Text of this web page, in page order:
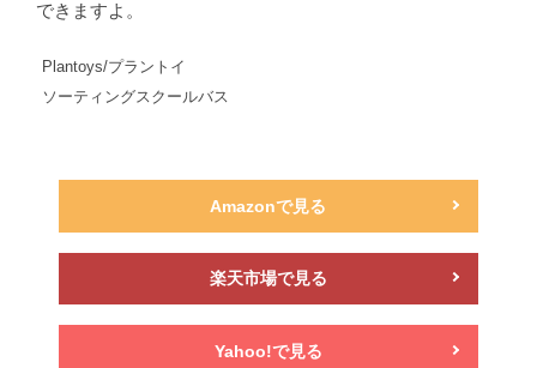
できますよ。
Plantoys/プラントイ
ソーティングスクールバス
Amazonで見る
楽天市場で見る
Yahoo!で見る